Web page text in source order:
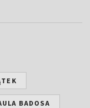
BADOSA